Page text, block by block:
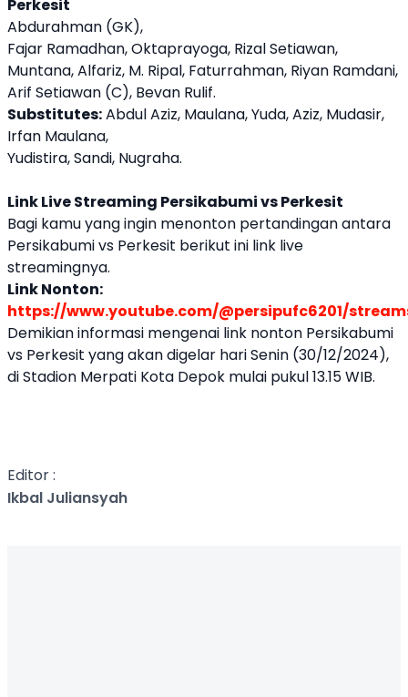
Perkesit
Abdurahman (GK),
Fajar Ramadhan, Oktaprayoga, Rizal Setiawan,
Muntana, Alfariz, M. Ripal, Faturrahman, Riyan Ramdani,
Arif Setiawan (C), Bevan Rulif.
Substitutes:Abdul Aziz, Maulana, Yuda, Aziz, Mudasir,
Irfan Maulana,
Yudistira, Sandi, Nugraha.
Link Live Streaming Persikabumi vs Perkesit
Bagi kamu yang ingin menonton pertandingan antara
Persikabumi vs Perkesit berikut ini link live
streamingnya.
Link Nonton:
https://www.youtube.com/@persipufc6201/
Demikian informasi mengenai link nonton Persikabumi
vs Perkesit yang akan digelar hari Senin (30/12/2024),
di Stadion Merpati Kota Depok mulai pukul 13.15 WIB.
Editor :
Ikbal Juliansyah